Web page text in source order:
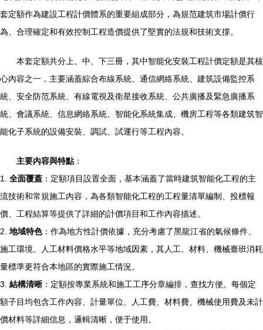
套定額作為建設工程計價體系的重要組成部分，為規范建筑市場計價行
為、合理確定和有效控制工程造價提供了堅實的法規和技術支撐。
本套定額共分上、中、下三冊，其中智能化安裝工程計價定額是其核
心內容之一，主要涵蓋綜合布線系統、通信網絡系統、建筑設備監控系
統、安全防范系統、有線電視及衛星接收系統、公共廣播及緊急廣播系
統、會議系統、信息網絡系統、智能化系統集成、機房工程等各類建筑智
能化子系統的設備安裝、調試、試運行等工程內容。
主要內容與特點：
1. 全面覆蓋 ：定額項目設置全面，基本涵蓋了當時建筑智能化工程的主
流技術和常規施工內容，為各類智能化工程的工程量清單編制、投標報
價、工程結算等提供了詳細的計價項目和工作內容描述。
2. 地域特色：作為地方性計價依據，充分考慮了黑龍江省的氣候條件、
施工環境、人工材料價格水平等地域因素，其人工、材料、機械臺班消耗
量標準更符合本地區的實際施工情況。
3. 結構清晰：定額按專業系統和施工工序分章編排，查找方便。每個定
額子目均包含工作內容、計量單位、人工費、材料費、機械使用費及未計
價材料等詳細信息，邏輯清晰，便于使用。